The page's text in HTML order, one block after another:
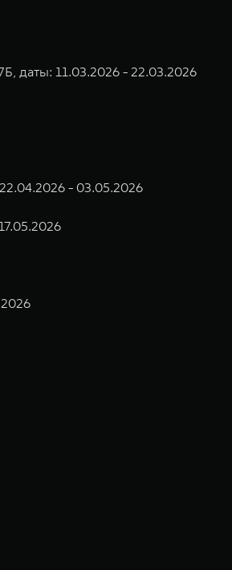
даты: 11.03.2026 - 22.03.2026
22.04.2026 - 03.05.2026
производстве. Компания была
разработки, производство, продажу и